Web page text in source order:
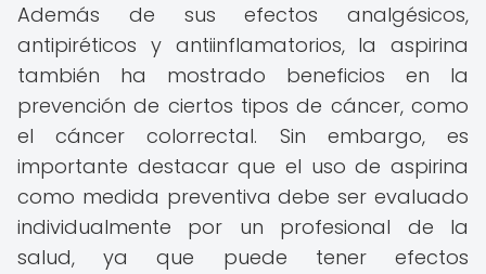
Además de sus efectos analgésicos,
antipiréticos y antiinflamatorios, la aspirina
también ha mostrado beneficios en la
prevención de ciertos tipos de cáncer, como
el cáncer colorrectal. Sin embargo, es
importante destacar que el uso de aspirina
como medida preventiva debe ser evaluado
individualmente por un profesional de la
salud, ya que puede tener efectos